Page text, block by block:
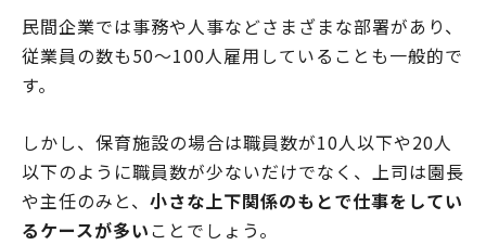
民間企業では事務や人事などさまざまな部署があり、
従業員の数も50～100人雇用していることも一般的で
す。
しかし、保育施設の場合は職員数が10人以下や20人
以下のように職員数が少ないだけでなく、上司は園長
や主任のみと、 小さな上下関係のもとで仕事をしてい
るケースが多い ことでしょう。